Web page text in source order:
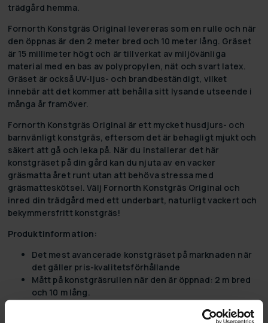
trädgård hemma.
Fornorth Konstgräs Original levereras som en rulle och när
den öppnas är den 2 meter bred och 10 meter lång. Gräset
är 15 millimeter högt och är tillverkat av miljövänliga
material med en bas av polypropylen, nät och svart latex.
Gräset är också UV-ljus- och brandbeständigt, vilket
innebär att det kommer att behålla sitt lysande utseende i
många år framöver.
Fornorth Konstgräs Original är ett mycket husdjurs- och
barnvänligt konstgräs, eftersom det är behagligt mjukt och
säkert att gå och leka på. När du installerar det här
konstgräset på din gård kan du njuta av en vacker
gräsmatta året runt utan att behöva stressa med
gräsmatteskötsel. Välj Fornorth Konstgräs Original och
inred din trädgård med ett underbart, naturligt vackert och
bekymmersfritt konstgräs!
Produktinformation:
Det mest avancerade konstgräset på marknaden när
det gäller pris-kvalitetsförhållande
Mått på konstgräsrullen när den är öppnad: 2 m bred
och 10 m lång.